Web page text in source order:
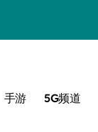
手游 5G频道